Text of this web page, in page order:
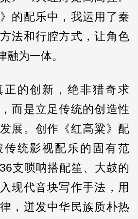
的配乐中，我运用了秦
法和行腔方式，让角色
融为一体。
正的创新，绝非猎奇求
而是立足传统的创造性
展。创作《红高粱》配
传统影视配乐的固有范
支唢呐搭配笙、大鼓的
现代音块写作手法，用
，迸发中华民族质朴热